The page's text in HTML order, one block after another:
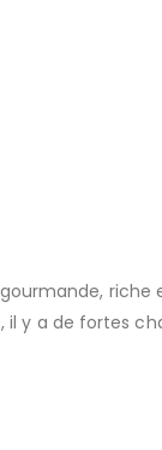
riche
y a de fortes